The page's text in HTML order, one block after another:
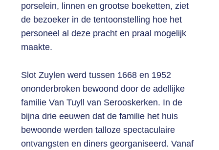
porselein, linnen en grootse boeketten, ziet
de bezoeker in de tentoonstelling hoe het
personeel al deze pracht en praal mogelijk
maakte.
Slot Zuylen werd tussen 1668 en 1952
ononderbroken bewoond door de adellijke
familie Van Tuyll van Serooskerken. In de
bijna drie eeuwen dat de familie het huis
bewoonde werden talloze spectaculaire
ontvangsten en diners georganiseerd. Vanaf